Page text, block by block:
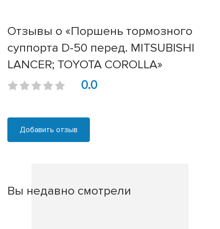
Отзывы о «Поршень тормозного
суппорта D-50 перед. MITSUBISHI
LANCER; TOYOTA COROLLA»
0.0
Добавить отзыв
Вы недавно смотрели